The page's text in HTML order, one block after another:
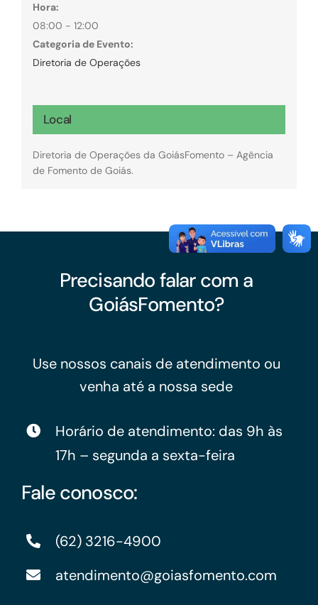
Hora:
08:00 - 12:00
Categoria de Evento:
Diretoria de Operações
Local
Diretoria de Operações da GoiásFomento – Agência
de Fomento de Goiás.
Precisando falar com a
GoiásFomento?
Use nossos canais de atendimento ou
venha até a nossa sede
Horário de atendimento: das 9h às
17h – segunda a sexta-feira
Fale conosco:
(62) 3216-4900
atendimento@goiasfomento.com